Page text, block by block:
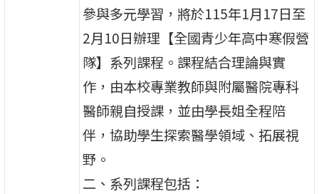
參與多元學習，將於115年1月17日至
2月10日辦理【全國青少年高中寒假營
隊】系列課程。課程結合理論與實
作，由本校專業教師與附屬醫院專科
醫師親自授課，並由學長姐全程陪
伴，協助學生探索醫學領域、拓展視
野。
二、系列課程包括：